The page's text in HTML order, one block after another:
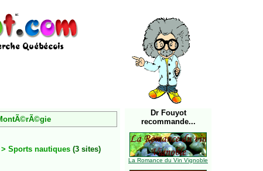
> Sports nautiques (3 sites)
Dr Fouyot
recommande...
La Romance du Vin Vignoble